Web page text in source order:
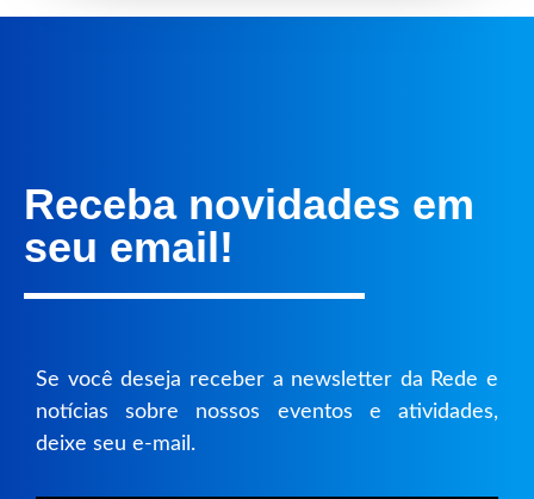
Receba novidades em
seu email!
Se você deseja receber a newsletter da Rede e
notícias sobre nossos eventos e atividades,
deixe seu e-mail.